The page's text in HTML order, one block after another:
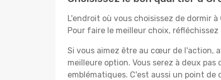
L'endroit où vous choisissez de dormir
Pour faire le meilleur choix,
Si vous aimez être au cœur de l'action,
meilleure option. Vous serez à deux
emblématiques. C'est aussi un point de